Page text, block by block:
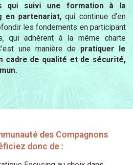
qui suivi une formation à la
en partenariat,qui continue d’en
les fondements en participant
qui adhèrent à la même charte
une manière de pratiquer le
cadre de qualité et de sécurité,
des Compagnons
donc de :